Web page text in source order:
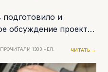
и
обсуждение проект
денег в секторе...
ПРОЧИТАЛИ 1383 ЧЕЛ. ЧИТАТЬ →